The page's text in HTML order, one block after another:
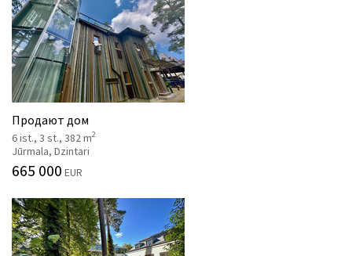
Продают дом
6 ist., 3 st., 382 m2
Jūrmala, Dzintari
665 000 EUR